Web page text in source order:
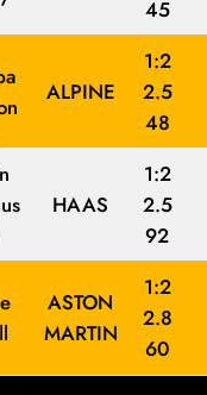
45
ALPINE
1:2
2.5
48
HAAS
1:2
2.5
92
ASTON
MARTIN
1:2
2.8
60